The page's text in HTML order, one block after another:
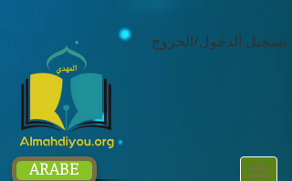
تسجيل الدخول/الخروج
ARABE